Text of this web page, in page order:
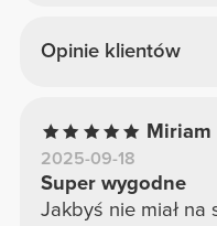
Opinie klientów
Miriam
2025-09-18
Super wygodne
Jakbyś nie miał